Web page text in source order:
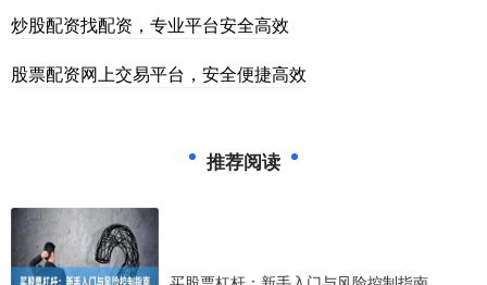
炒股配资找配资，专业平台安全高效
股票配资网上交易平台，安全便捷高效
推荐阅读